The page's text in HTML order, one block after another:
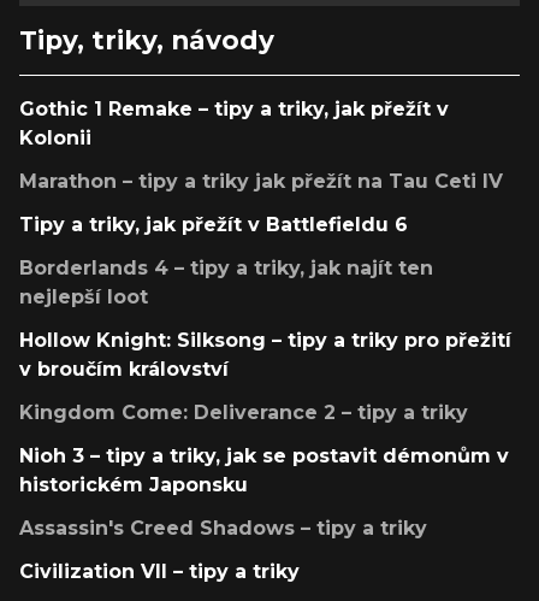
Tipy, triky, návody
Gothic 1 Remake – tipy a triky, jak přežít v
Kolonii
Marathon – tipy a triky jak přežít na Tau Ceti IV
Tipy a triky, jak přežít v Battlefieldu 6
Borderlands 4 – tipy a triky, jak najít ten
nejlepší loot
Hollow Knight: Silksong – tipy a triky pro přežití
v broučím království
Kingdom Come: Deliverance 2 – tipy a triky
Nioh 3 – tipy a triky, jak se postavit démonům v
historickém Japonsku
Assassin's Creed Shadows – tipy a triky
Civilization VII – tipy a triky